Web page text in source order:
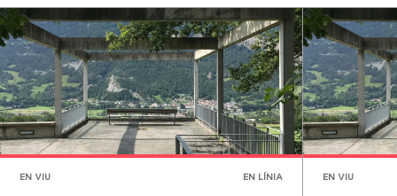
EN VIU EN LÍNIA EN VIU